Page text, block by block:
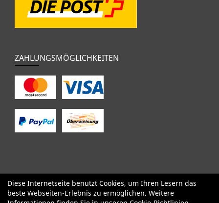
ZAHLUNGSMÖGLICHKEITEN
SALE Specialized Factor Cervélo BMC Orbea
Yeti
Pinarello
OPEN Kids / BMX Komponenten Bekleidung
Diese Internetseite benutzt Cookies, um Ihren Lesern das
beste Webseiten-Erlebnis zu ermöglichen. Weitere